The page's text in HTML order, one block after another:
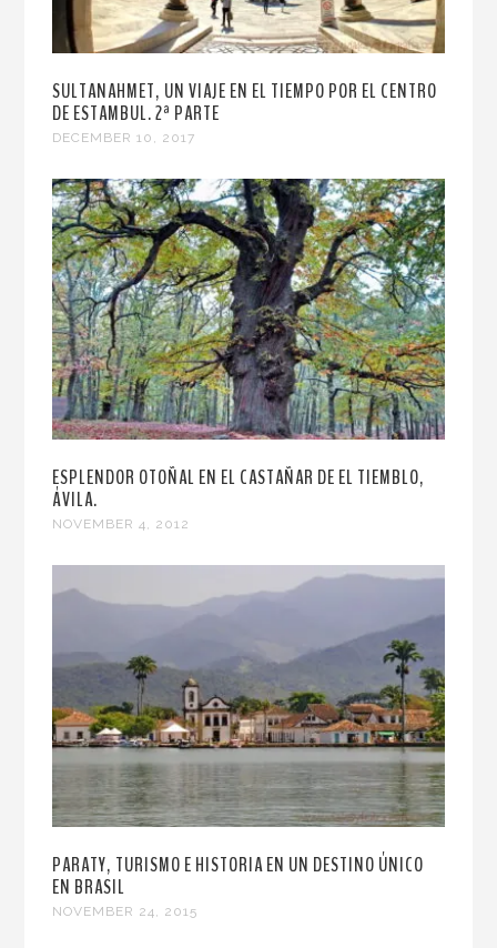
SULTANAHMET, UN VIAJE EN EL TIEMPO POR EL CENTRO
DE ESTAMBUL. 2ª PARTE
DECEMBER 10, 2017
ESPLENDOR OTOÑAL EN EL CASTAÑAR DE EL TIEMBLO,
ÁVILA.
NOVEMBER 4, 2012
PARATY, TURISMO E HISTORIA EN UN DESTINO ÚNICO
EN BRASIL
NOVEMBER 24, 2015